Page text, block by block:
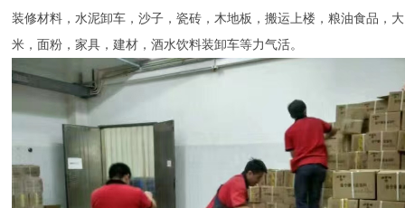
装修材料，水泥卸车，沙子，瓷砖，木地板，搬运上楼，粮油食品，大
米，面粉，家具，建材，酒水饮料装卸车等力气活。